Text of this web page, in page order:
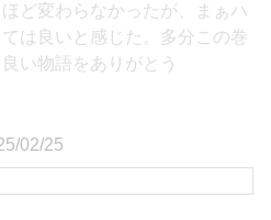
ど変わらなかったが、まぁハ
は良いと感じた。多分この巻
い物語をありがとう
02/25